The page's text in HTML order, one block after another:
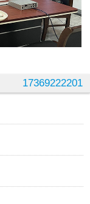
17369222201